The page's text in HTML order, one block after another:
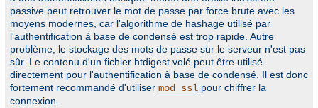
passive peut retrouver le mot de passe par force brute avec les
moyens modernes, car l'algorithme de hashage utilisé par
l'authentification à base de condensé est trop rapide. Autre
problème, le stockage des mots de passe sur le serveur n'est pas
sûr. Le contenu d'un fichier htdigest volé peut être utilisé
directement pour l'authentification à base de condensé. Il est donc
fortement recommandé d'utiliser mod_ssl pour chiffrer la
connexion.